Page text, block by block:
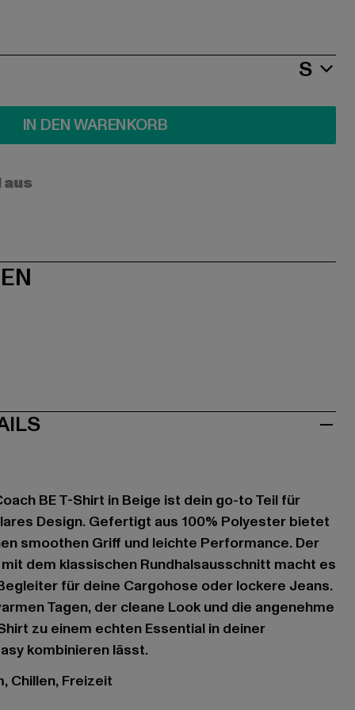
S
IN DEN WARENKORB
BE T-Shirt in Beige ist dein go-to Teil für
Design. Gefertigt aus 100% Polyester bietet
smoothen Griff und leichte Performance. Der
dem klassischen Rundhalsausschnitt macht es
für deine Cargohose oder lockere Jeans.
Tagen, der cleane Look und die angenehme
zu einem echten Essential in deiner
kombinieren lässt.
Chillen, Freizeit